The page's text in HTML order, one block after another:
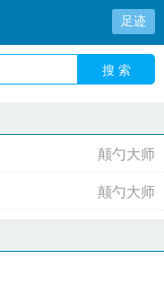
足迹
搜 索
颠勺大师
颠勺大师